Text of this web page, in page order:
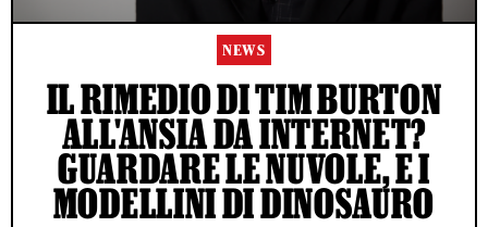
NEWS
IL RIMEDIO DI TIM BURTON
ALL'ANSIA DA INTERNET?
GUARDARE LE NUVOLE, E I
MODELLINI DI DINOSAURO